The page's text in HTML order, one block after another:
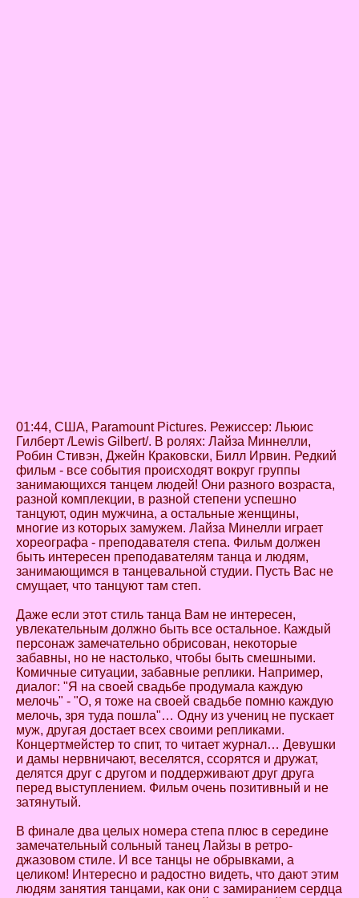
01:44, США, Paramount Pictures. Режиссер: Льюис
Гилберт /Lewis Gilbert/. В ролях: Лайза Миннелли,
Робин Стивэн, Джейн Краковски, Билл Ирвин. Редкий
фильм - все события происходят вокруг группы
занимающихся танцем людей! Они разного возраста,
разной комплекции, в разной степени успешно
танцуют, один мужчина, а остальные женщины,
многие из которых замужем. Лайза Минелли играет
хореографа - преподавателя степа. Фильм должен
быть интересен преподавателям танца и людям,
занимающимся в танцевальной студии. Пусть Вас не
смущает, что танцуют там степ.
Даже если этот стиль танца Вам не интересен,
увлекательным должно быть все остальное. Каждый
персонаж замечательно обрисован, некоторые
забавны, но не настолько, чтобы быть смешными.
Комичные ситуации, забавные реплики. Например,
диалог: "Я на своей свадьбе продумала каждую
мелочь" - "О, я тоже на своей свадьбе помню каждую
мелочь, зря туда пошла"… Одну из учениц не пускает
муж, другая достает всех своими репликами.
Концертмейстер то спит, то читает журнал… Девушки
и дамы нервничают, веселятся, ссорятся и дружат,
делятся друг с другом и поддерживают друг друга
перед выступлением. Фильм очень позитивный и не
затянутый.
В финале два целых номера степа плюс в середине
замечательный сольный танец Лайзы в ретро-
джазовом стиле. И все танцы не обрывками, а
целиком! Интересно и радостно видеть, что дают этим
людям занятия танцами, как они с замиранием сердца